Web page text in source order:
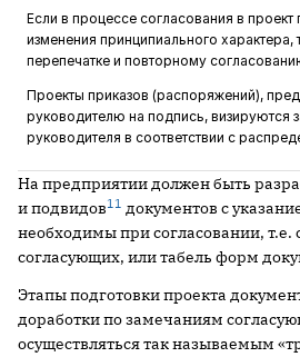
Если в процессе согласования в проект
изменения ­принципиального характера,
перепечатке и повторному
Проекты приказов (распоряжений),
руководителю на подпись, визируются
руководителя в соответствии с
На предприятии должен быть
и подвидов11 ­документов с
необходимы при согласовании, т.е.
согласующих, или табель форм
Этапы подготовки проекта
доработки по замечаниям
осуществляться так называемым